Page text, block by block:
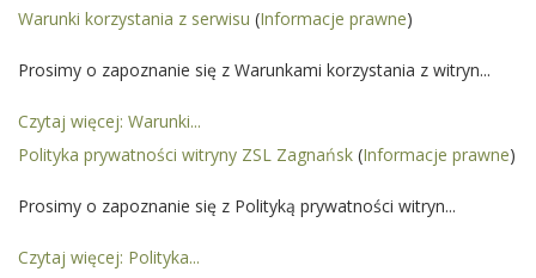
Warunki korzystania z serwisu (Informacje prawne)
Prosimy o zapoznanie się z Warunkami korzystania z witryn...
Czytaj więcej: Warunki...
Polityka prywatności witryny ZSL Zagnańsk (Informacje prawne)
Prosimy o zapoznanie się z Polityką prywatności witryn...
Czytaj więcej: Polityka...